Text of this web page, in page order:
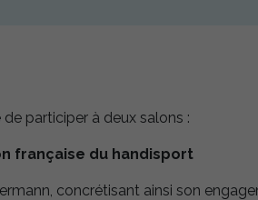
de participer à deux salons :
française du handisport
concrétisant ainsi son